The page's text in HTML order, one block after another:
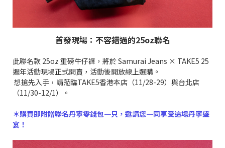
首發現場：不容錯過的25oz聯名
此聯名款 25oz 重磅牛仔褲，將於 Samurai Jeans × TAKE5 25
週年活動現場正式開賣，活動後開放線上選購。
想搶先入手，請蒞臨TAKE5香港本店（11/28-29）與台北店
（11/30-12/1）。
＊購買即附贈聯名丹寧零錢包一只，邀請您一同享受這場丹寧盛
宴！